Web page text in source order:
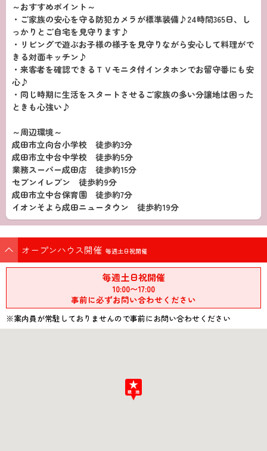
～おすすめポイント～
・ご家族の安心を守る防犯カメラが標準装備♪24時間365日、し
っかりとご自宅を見守ります♪
・リビングで遊ぶお子様の様子を見守りながら安心して料理がで
きる対面キッチン♪
・来客者を確認できるＴＶモニタ付インタホンでお留守番にも安
心♪
・同じ時期に生活をスタートさせるご家族の多い分譲地は困った
ときも心強い♪
～周辺環境～
成田市立向台小学校 徒歩約3分
成田市立中台中学校 徒歩約5分
業務スーパー成田店 徒歩約15分
セブンイレブン 徒歩約9分
成田市立中台保育園 徒歩約7分
イオンそよら成田ニュータウン 徒歩約19分
オープンハウス開催 毎週土日祝開催
毎週土日祝開催
10:00〜17:00
事前に必ずお問い合わせください
※案内員が常駐しておりませんので事前にお問い合わせください